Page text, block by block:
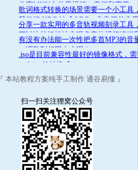
分离MKV文件里视频、音频和字幕
歌词格式转换的场景需要一个小工具
我们把 KRC 转成 LRC，非常简单实
分享一款实用的多音轨视频刻录工具
可以比较轻松地实现多音轨视频编辑
录
有没有办法能一次性把多首MP3的音
一调整到相同大小呢？
.iso是目前兼容性最好的镜像格式，
.mds/.mdf 转换成 .iso
『 本站教程方案纯手工制作 通谷易懂 』
扫一扫关注狸窝公众号